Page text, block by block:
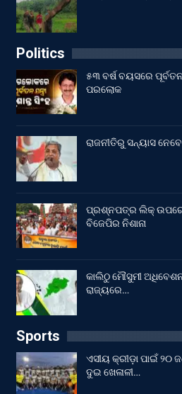
Politics
୫୩ ବର୍ଷ ବୟସରେ
ପରଲୋକ
ରାଜନୀତିରୁ ସନ୍ୟାସ
ପ୍ରଶ୍ନପତ୍ର ଲିକ୍
ବିଜେପିର ନିଶାନା
କାଲିଠୁ ମୌସୁମୀ
ରାଜ୍ୟରେ…
Sports
ଏସୀୟ କ୍ରୀଡ଼ା ପାଇଁ
ଦୁଇ ଖେଳାଳୀ…